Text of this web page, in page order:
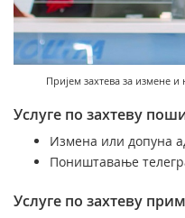
Правилно адресовање
Поштански адресни код
Списак забрањених
Пуномоћје за уручење
Подршка наградним играма
Судске таксене марке
Географски
Пријем захтева за измене
Услуге по захтеву
Измена или допуна
Поништавање
Услуге по захтеву